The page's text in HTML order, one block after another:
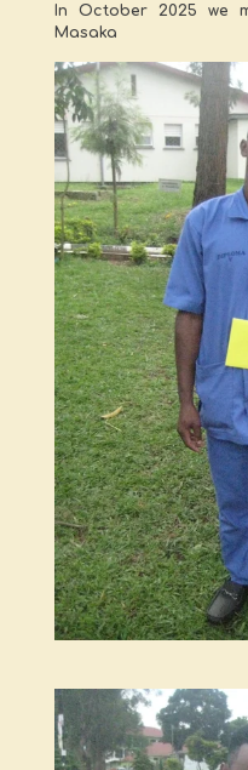
In October 2025 we
Masaka